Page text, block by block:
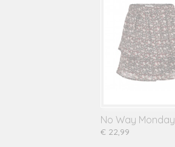
No Way Monday
€ 22,99